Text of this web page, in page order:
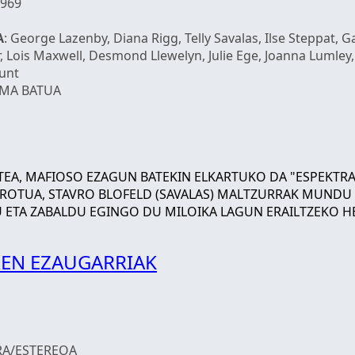
: George Lazenby, Diana Rigg, Telly Savalas, Ilse Steppat,
Maxwell, Desmond Llewelyn, Julie Ege, Joanna
BATUA
MAFIOSO EZAGUN BATEKIN ELKARTUKO DA
STAVRO BLOFELD (SAVALAS) MALTZURRAK
ETA ZABALDU EGINGO DU MILOIKA LAGUN ERAILTZEKO
EZAUGARRIAK
ESTEREOA